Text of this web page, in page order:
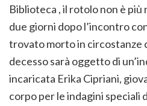
Biblioteca , il rotolo non è più
due giorni dopo l’incontro
trovato morto in circostanze
decesso sarà oggetto di
incaricata Erika Cipriani,
corpo per le indagini speciali